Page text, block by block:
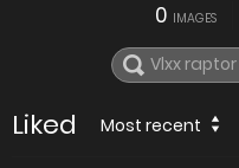
0 IMAGES
Liked Most recent